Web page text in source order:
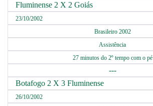
Fluminense 2 X 2 Goiás
23/10/2002
Brasileiro 2002
Assistência
27 minutos do 2º tempo com o pé
---
Botafogo 2 X 3 Fluminense
26/10/2002